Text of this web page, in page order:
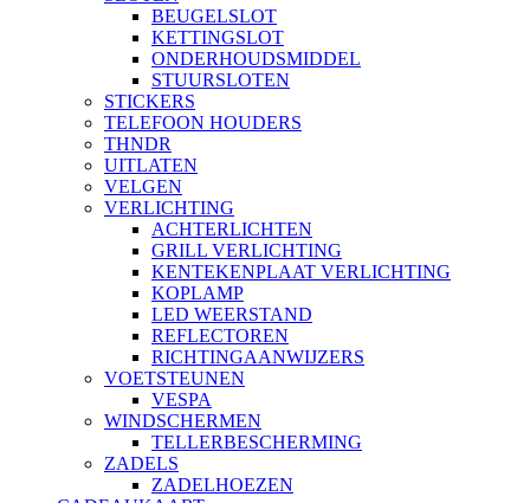
BEUGELSLOT
KETTINGSLOT
ONDERHOUDSMIDDEL
STUURSLOTEN
STICKERS
TELEFOON HOUDERS
THNDR
UITLATEN
VELGEN
VERLICHTING
ACHTERLICHTEN
GRILL VERLICHTING
KENTEKENPLAAT VERLICHTING
KOPLAMP
LED WEERSTAND
REFLECTOREN
RICHTINGAANWIJZERS
VOETSTEUNEN
VESPA
WINDSCHERMEN
TELLERBESCHERMING
ZADELS
ZADELHOEZEN